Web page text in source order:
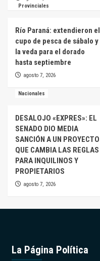
Provinciales
Río Paraná: extendieron el
cupo de pesca de sábalo y
la veda para el dorado
hasta septiembre
agosto 7, 2026
Nacionales
DESALOJO «EXPRES»: EL
SENADO DIO MEDIA
SANCIÓN A UN PROYECTO
QUE CAMBIA LAS REGLAS
PARA INQUILINOS Y
PROPIETARIOS
agosto 7, 2026
La Página Política